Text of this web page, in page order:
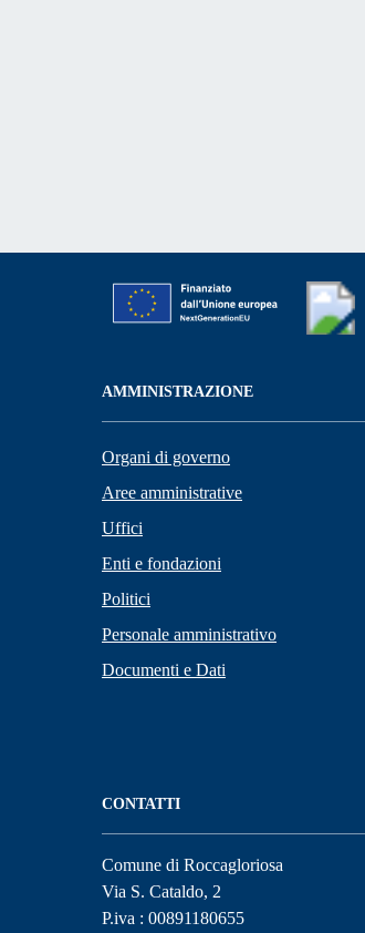
AMMINISTRAZIONE
Organi di governo
Aree amministrative
Uffici
Enti e fondazioni
Politici
Personale amministrativo
Documenti e Dati
CONTATTI
Comune di Roccagloriosa
Via S. Cataldo, 2
P.iva : 00891180655